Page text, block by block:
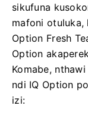
sikufuna
mafoni otuluka,
Option Fresh
Option
Komabe,
ndi IQ Option
izi: